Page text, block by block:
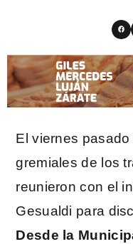
El viernes
gremiales de los
reunieron con el
Gesualdi para
Desde la